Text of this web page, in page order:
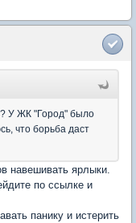
У ЖК "Город" было
что борьба даст
навешивать ярлыки.
по ссылке и
панику и истерить